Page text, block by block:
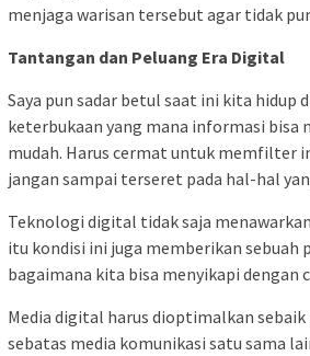
menjaga warisan tersebut agar tidak
Tantangan dan Peluang Era Digital
Saya pun sadar betul saat ini kita hidup
keterbukaan yang mana informasi bisa
mudah. Harus cermat untuk memfilter
jangan sampai terseret pada hal-hal
Teknologi digital tidak saja
itu kondisi ini juga memberikan sebuah
bagaimana kita bisa menyikapi dengan
Media digital harus dioptimalkan sebaik
sebatas media komunikasi satu sama